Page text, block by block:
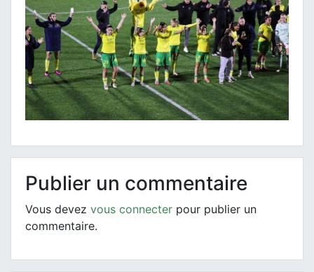
Publier un commentaire
Vous devez vous connecter pour publier un
commentaire.